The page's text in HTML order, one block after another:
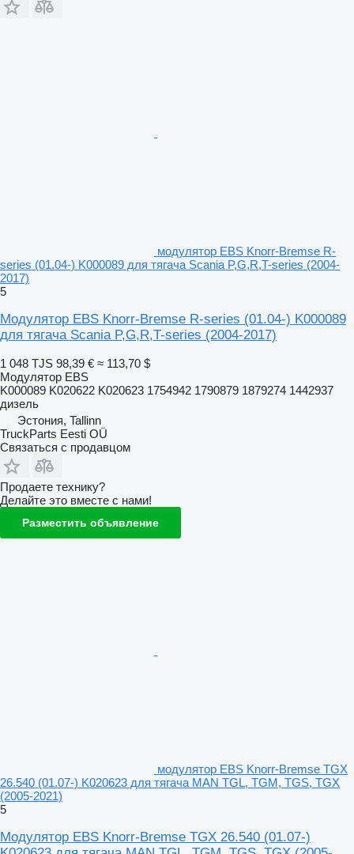
модулятор EBS Knorr-Bremse R-
series (01.04-) K000089 для тягача Scania P,G,R,T-series (2004-
2017)
5
Модулятор EBS Knorr-Bremse R-series (01.04-) K000089
для тягача Scania P,G,R,T-series (2004-2017)
1 048 TJS 98,39 € ≈ 113,70 $
Модулятор EBS
K000089 K020622 K020623 1754942 1790879 1879274 1442937
дизель
Эстония, Tallinn
TruckParts Eesti OÜ
Связаться с продавцом
Продаете технику?
Делайте это вместе с нами!
Разместить объявление
модулятор EBS Knorr-Bremse TGX
26.540 (01.07-) K020623 для тягача MAN TGL, TGM, TGS, TGX
(2005-2021)
5
Модулятор EBS Knorr-Bremse TGX 26.540 (01.07-)